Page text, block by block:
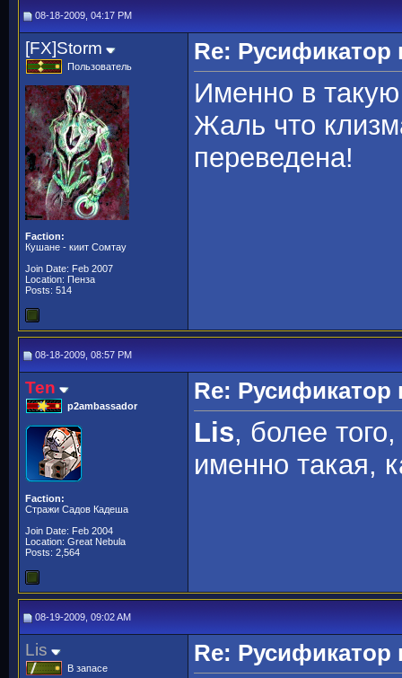
08-18-2009, 04:17 PM
[FX]Storm
Пользователь
Faction:
Кушане - киит Сомтау
Join Date: Feb 2007
Location: Пенза
Posts: 514
Re: Русификатор
Именно в
Жаль что
переведена!
08-18-2009, 08:57 PM
Ten
p2ambassador
Faction:
Стражи Садов Кадеша
Join Date: Feb 2004
Location: Great Nebula
Posts: 2,564
Re: Русификатор
Lis, более
именно такая,
08-19-2009, 09:02 AM
Lis
В запасе
Re: Русификатор